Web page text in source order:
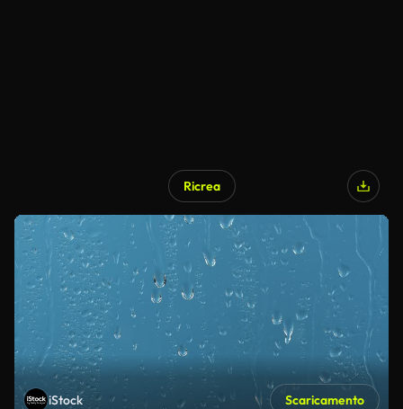
Ricrea
iStock Scaricamento